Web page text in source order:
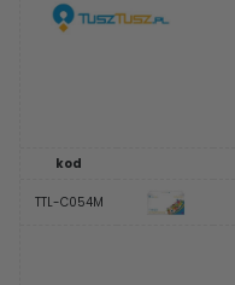
kod
TTL-C054M